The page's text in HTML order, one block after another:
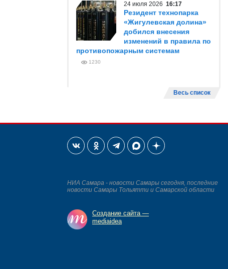
24 июля 2026 16:17
Резидент технопарка
«Жигулевская долина»
добился внесения
изменений в правила по
противопожарным системам
1230
Весь список
НИА Самара - новости Самары сегодня, последние
новости Самары Тольятти и Самарской области
Создание сайта —
mediaidea